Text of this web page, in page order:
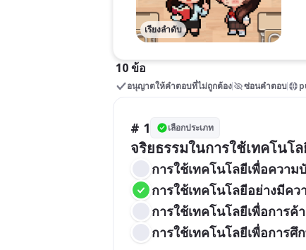
เรียงลำดับ
10 ข้อ
อนุญาตให้คำตอบที่ไม่ถูกต้อง ซ่อนคำตอบ
# 1 เลือกประเภท
จริยธรรมในการใช้เทคโนโ
การใช้เทคโนโลยีเพื่อความ
การใช้เทคโนโลยีอย่างมีค
การใช้เทคโนโลยีเพื่อการค้า
การใช้เทคโนโลยีเพื่อการศึ